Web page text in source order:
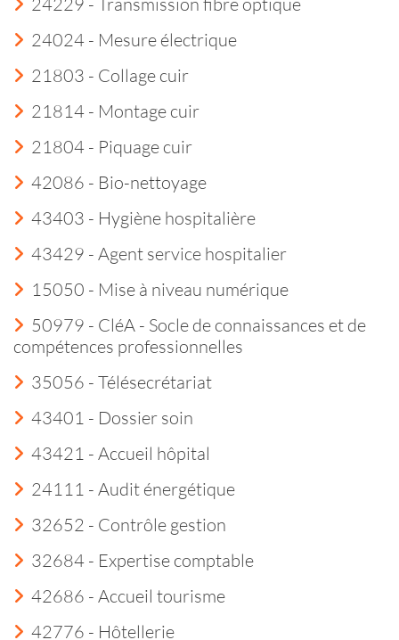
24024 - Mesure électrique
21803 - Collage cuir
21814 - Montage cuir
21804 - Piquage cuir
42086 - Bio-nettoyage
43403 - Hygiène hospitalière
43429 - Agent service hospitalier
15050 - Mise à niveau numérique
50979 - CléA - Socle de connaissances et de
compétences professionnelles
35056 - Télésecrétariat
43401 - Dossier soin
43421 - Accueil hôpital
24111 - Audit énergétique
32652 - Contrôle gestion
32684 - Expertise comptable
42686 - Accueil tourisme
42776 - Hôtellerie